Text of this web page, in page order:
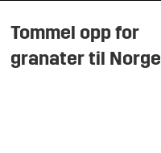
Tommel opp for
granater til Norge